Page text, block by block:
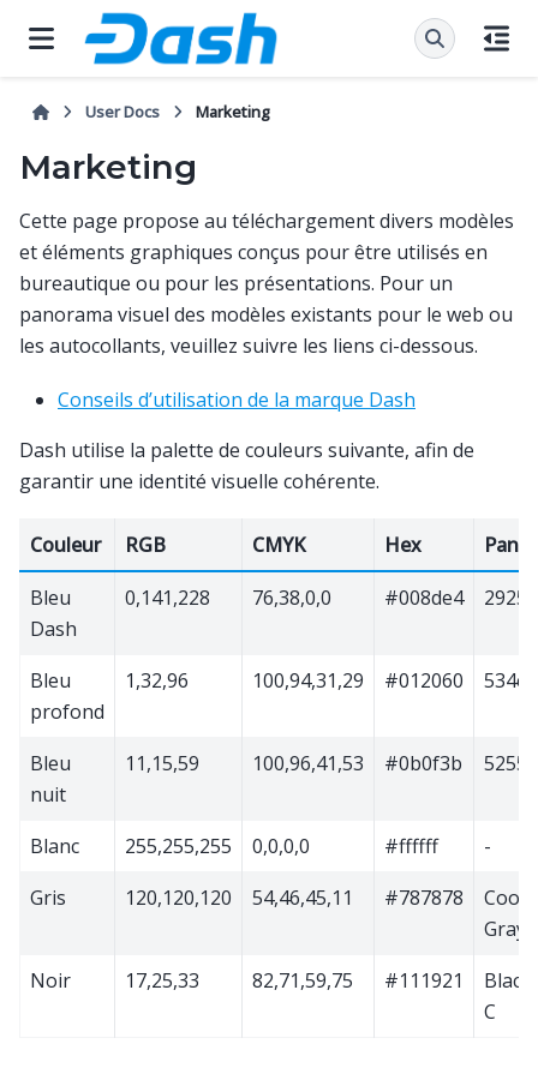
User Docs Marketing
Marketing
Cette page propose au téléchargement divers modèles
et éléments graphiques conçus pour être utilisés en
bureautique ou pour les présentations. Pour un
panorama visuel des modèles existants pour le web ou
les autocollants, veuillez suivre les liens ci-dessous.
Conseils d’utilisation de la marque Dash
Dash utilise la palette de couleurs suivante, afin de
garantir une identité visuelle cohérente.
Couleur RGB CMYK Hex
Bleu
Dash
0,141,228 76,38,0,0 #008de4 2925c
Bleu
profond
1,32,96 100,94,31,29 #012060 534c
Bleu
nuit
11,15,59 100,96,41,53 #0b0f3b 5255c
Blanc 255,255,255 0,0,0,0 #ffffff
-
Gris
120,120,120 54,46,45,11 #787878
Cool
Gray
Noir
17,25,33 82,71,59,75 #111921
Black
C